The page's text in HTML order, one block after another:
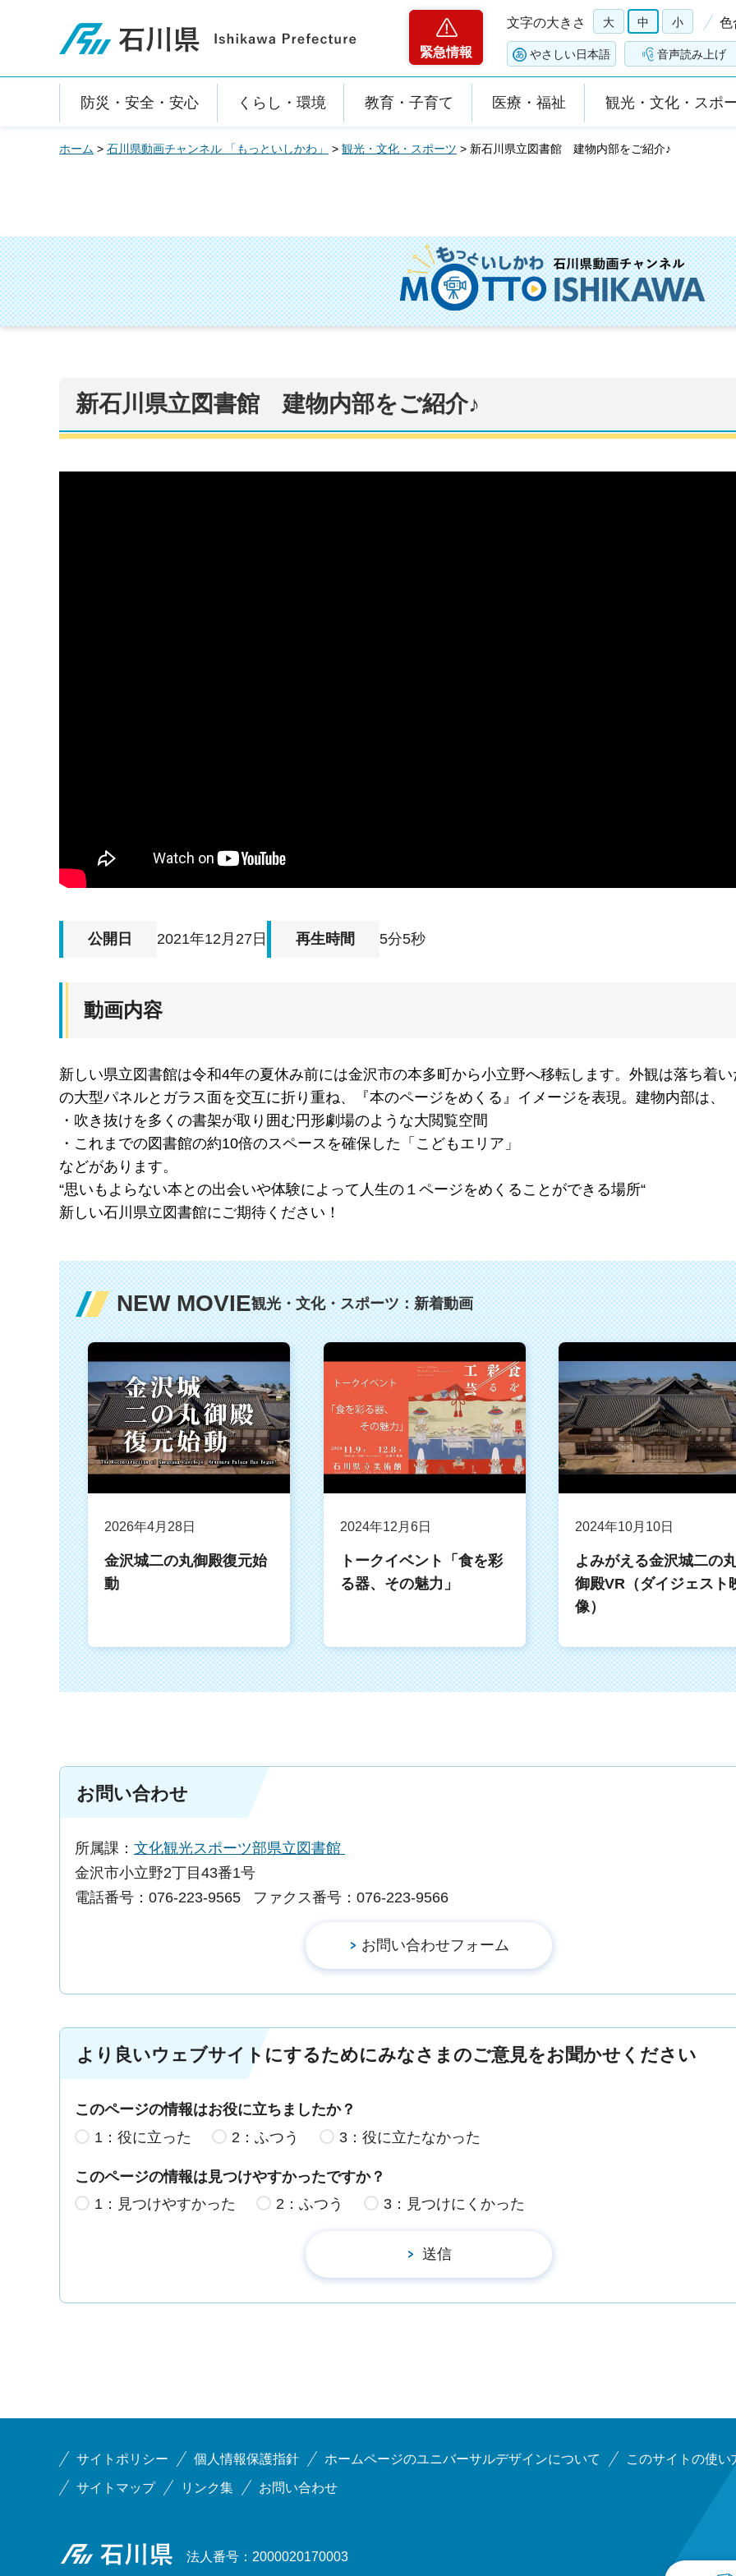
石川県
緊急情報
文字の大きさ 大 中 小 色
やさしい日本語 音声読み上げ
防災・安全・安心 くらし・環境 教育・子育て 医療・福祉 観光・文化・スポ
ホーム > 石川県動画チャンネル 「もっといしかわ」 > 観光・文化・スポーツ > 新石川県立図書館 建物内部をご紹介♪
新石川県立図書館 建物内部をご紹介♪
公開日 2021年12月27日 再生時間 5分5秒
動画内容
新しい県立図書館は令和4年の夏休み前には金沢市の本多町から小立野へ移転します。外観は落ち着
の大型パネルとガラス面を交互に折り重ね、『本のページをめくる』イメージを表現。建物内部は、
・吹き抜けを多くの書架が取り囲む円形劇場のような大閲覧空間
・これまでの図書館の約10倍のスペースを確保した「こどもエリア」
などがあります。
“思いもよらない本との出会いや体験によって人生の１ページをめくることができる場所“
新しい石川県立図書館にご期待ください！
NEW MOVIE観光・文化・スポーツ：新着動画
2026年4月28日
金沢城二の丸御殿復元始
動
2024年12月6日
トークイベント「食を彩
る器、その魅力」
2024年10月10日
よみがえる金沢城二の
御殿VR（ダイジェスト
像）
お問い合わせ
所属課： 文化観光スポーツ部県立図書館
金沢市小立野2丁目43番1号
電話番号：076-223-9565
ファクス番号：076-223-9566
より良いウェブサイトにするためにみなさまのご意見をお聞かせください
このページの情報はお役に立ちましたか？
1：役に立った
2：ふつう 3：役に立たなかった
このページの情報は見つけやすかったですか？
1：見つけやすかった
2：ふつう 3：見つけにくかった
サイトポリシー 個人情報保護指針 ホームページのユニバーサルデザインについて このサイトの使い
サイトマップ リンク集 お問い合わせ
石川県 法人番号：2000020170003